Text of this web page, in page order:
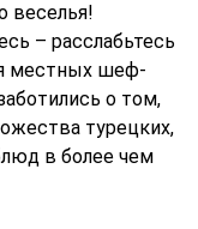
веселья!
– расслабьтесь
местных шеф-
о том,
турецких,
в более чем